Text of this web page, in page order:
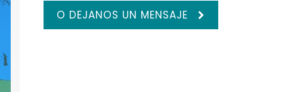
O DEJANOS UN MENSAJE